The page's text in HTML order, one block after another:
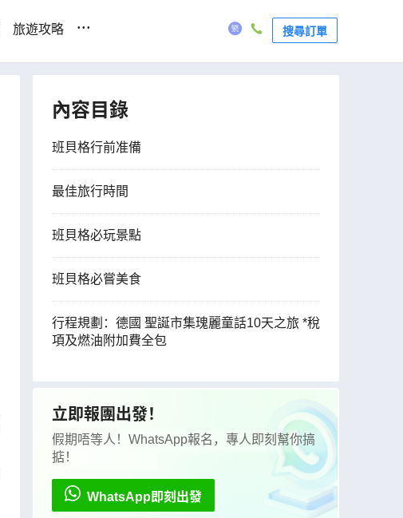
旅遊攻略 ... 搜尋訂單
內容目錄
班貝格行前准備
最佳旅行時間
班貝格必玩景點
班貝格必嘗美食
行程規劃：德國 聖誕市集瑰麗童話10天之旅 *稅
項及燃油附加費全包
立即報團出發！
假期唔等人！WhatsApp報名，專人即刻幫你搞
掂！
WhatsApp即刻出發